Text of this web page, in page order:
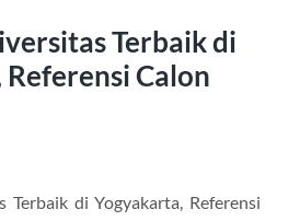
Terbaik di
Calon
Terbaik di Yogyakarta, Referensi